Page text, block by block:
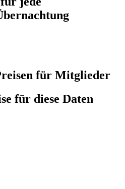
für Mitglieder
für diese Daten